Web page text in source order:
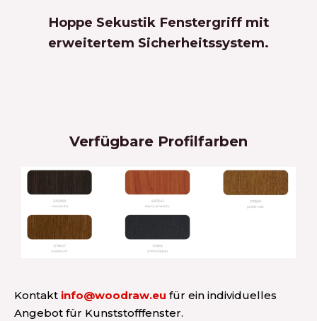
Hoppe Sekustik Fenstergriff mit
erweitertem Sicherheitssystem.
Verfügbare Profilfarben
Kontakt info@woodraw.eu für ein individuelles
Angebot für Kunststofffenster.